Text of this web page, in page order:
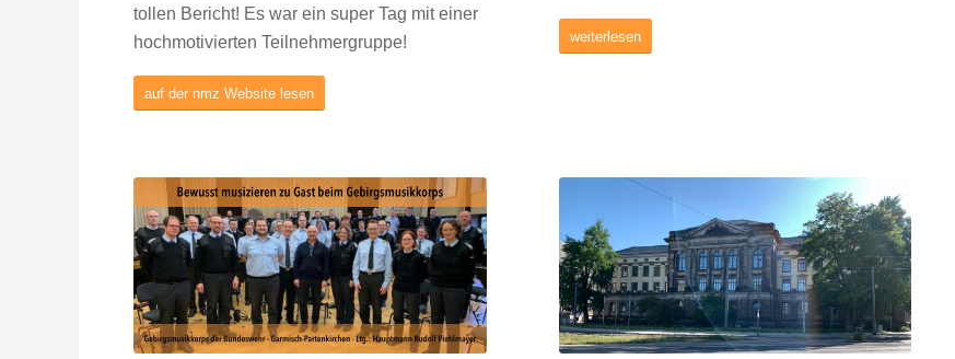
tollen Bericht! Es war ein super Tag mit einer
hochmotivierten Teilnehmergruppe!
auf der nmz Website lesen
weiterlesen